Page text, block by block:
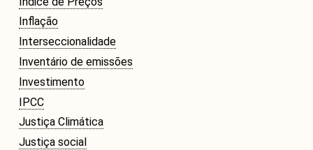
Inflação
Interseccionalidade
Inventário de emissões
Investimento
IPCC
Justiça Climática
Justiça social